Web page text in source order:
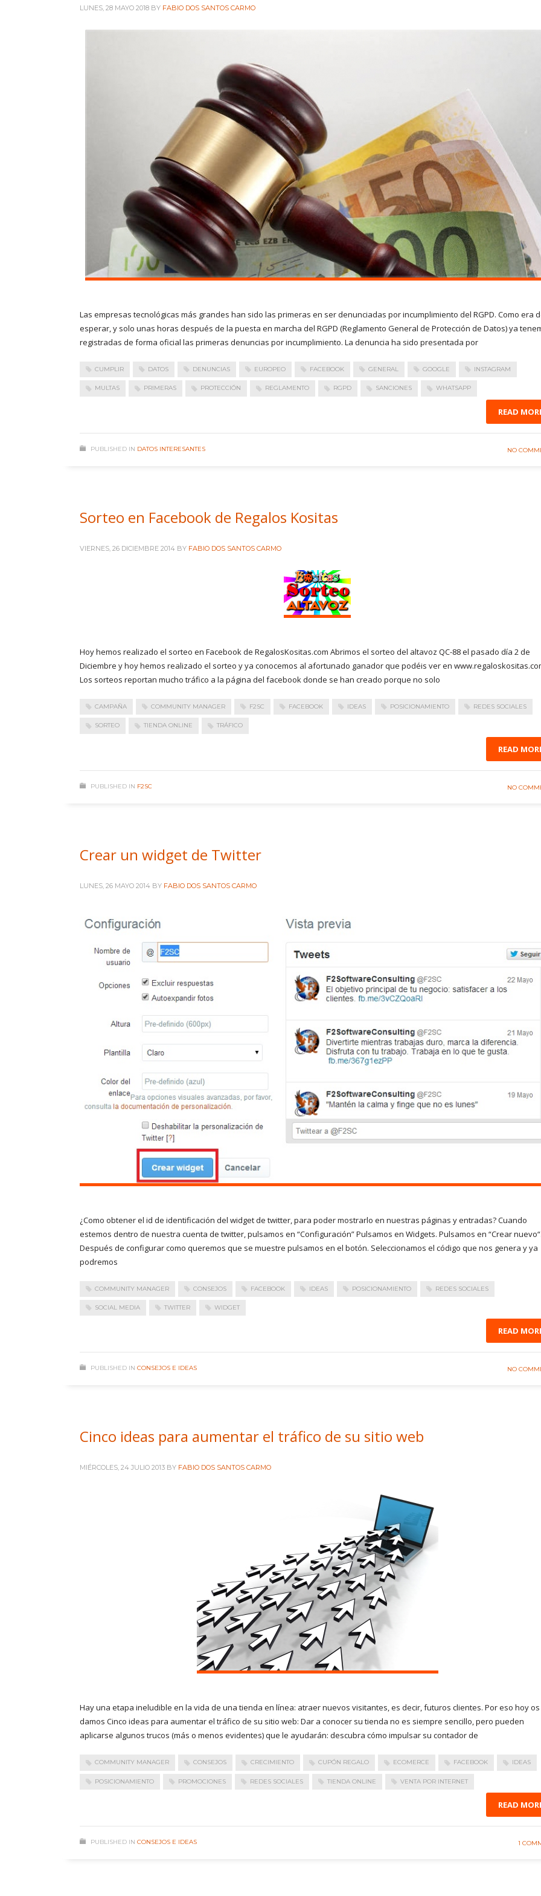
LUNES, 28 MAYO 2018 BY FABIO DOS SANTOS CARMO
Las empresas tecnológicas más grandes han sido las primeras en ser denunciadas por incumplimiento del RGPD. Como era
esperar, y solo unas horas después de la puesta en marcha del RGPD (Reglamento General de Protección de Datos) ya
registradas de forma oficial las primeras denuncias por incumplimiento. La denuncia ha sido presentada por
CUMPLIR DATOS DENUNCIAS EUROPEO FACEBOOK GENERAL GOOGLE INSTAGRAM
MULTAS PRIMERAS PROTECCIÓN REGLAMENTO RGPD SANCIONES WHATSAPP
READ
PUBLISHED IN DATOS INTERESANTES NO
Sorteo en Facebook de Regalos Kositas
VIERNES, 26 DICIEMBRE 2014 BY FABIO DOS SANTOS CARMO
Hoy hemos realizado el sorteo en Facebook de RegalosKositas.com Abrimos el sorteo del altavoz QC-88 el pasado día 2 de
Diciembre y hoy hemos realizado el sorteo y ya conocemos al afortunado ganador que podéis ver en
Los sorteos reportan mucho tráfico a la página del facebook donde se han creado porque no solo
CAMPAÑA COMMUNITY MANAGER F2SC FACEBOOK IDEAS POSICIONAMIENTO REDES SOCIALES
SORTEO TIENDA ONLINE TRÁFICO
READ
PUBLISHED IN F2SC NO
Crear un widget de Twitter
LUNES, 26 MAYO 2014 BY FABIO DOS SANTOS CARMO
¿Como obtener el id de identificación del widget de twitter, para poder mostrarlo en nuestras páginas y entradas? Cuando
estemos dentro de nuestra cuenta de twitter, pulsamos en “Configuración” Pulsamos en Widgets. Pulsamos en “Crear
Después de configurar como queremos que se muestre pulsamos en el botón. Seleccionamos el código que nos genera y ya
podremos
COMMUNITY MANAGER CONSEJOS FACEBOOK IDEAS POSICIONAMIENTO REDES SOCIALES
SOCIAL MEDIA TWITTER WIDGET
READ
PUBLISHED IN CONSEJOS E IDEAS NO
Cinco ideas para aumentar el tráfico de su sitio web
MIÉRCOLES, 24 JULIO 2013 BY FABIO DOS SANTOS CARMO
Hay una etapa ineludible en la vida de una tienda en línea: atraer nuevos visitantes, es decir, futuros clientes. Por eso hoy os
damos Cinco ideas para aumentar el tráfico de su sitio web: Dar a conocer su tienda no es siempre sencillo, pero pueden
aplicarse algunos trucos (más o menos evidentes) que le ayudarán: descubra cómo impulsar su contador de
COMMUNITY MANAGER CONSEJOS CRECIMIENTO CUPÓN REGALO ECOMERCE FACEBOOK IDEAS
POSICIONAMIENTO PROMOCIONES REDES SOCIALES TIENDA ONLINE VENTA POR INTERNET
READ
PUBLISHED IN CONSEJOS E IDEAS 1